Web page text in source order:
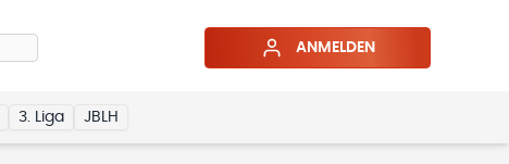
ANMELDEN
3. Liga JBLH